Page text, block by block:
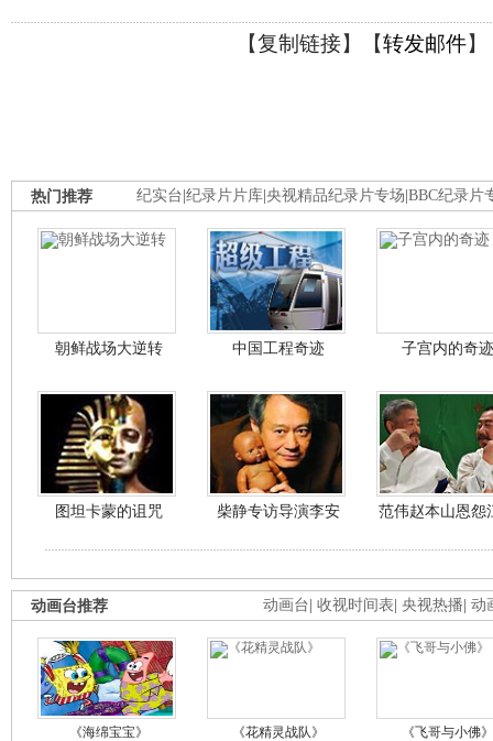
【复制链接】【转发邮件】
纪实台 纪录片片库 央视精品纪录片专场 BBC纪录片
热门推荐
朝鲜战场大逆转 中国工程奇迹 子宫内的奇迹
图坦卡蒙的诅咒 柴静专访导演李安 范伟赵本山恩怨
动画台 收视时间表 央视热播 动
动画台推荐
《海绵宝宝》 《花精灵战队》 《飞哥与小佛》